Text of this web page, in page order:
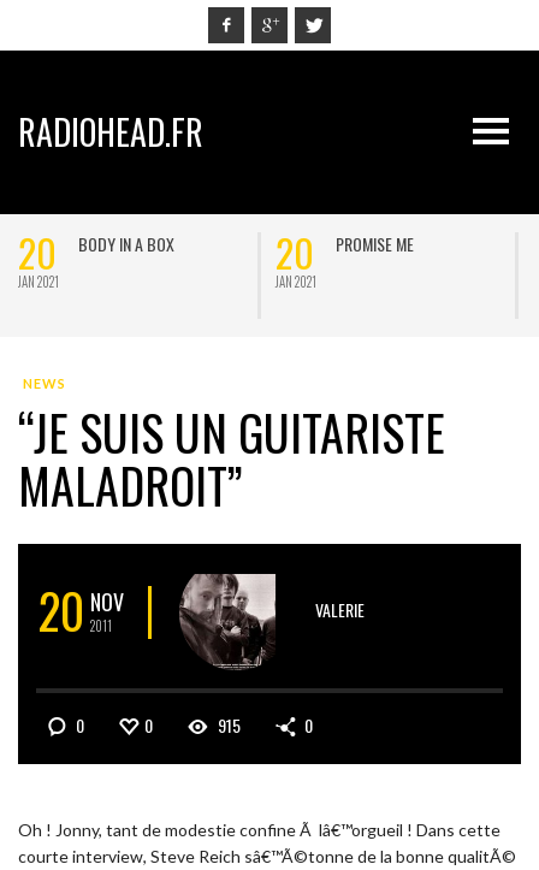
RADIOHEAD.FR
20
JAN 2021
BODY IN A BOX 20
JAN 2021
PROMISE ME
NEWS
“JE SUIS UN GUITARISTE
MALADROIT”
20 NOV
2011
VALERIE
0 0 915 0
Oh ! Jonny, tant de modestie confine Ã lâ€™orgueil ! Dans cette
courte interview, Steve Reich sâ€™Ã©tonne de la bonne qualitÃ©